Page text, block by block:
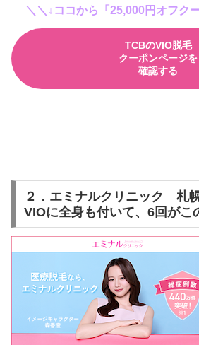
＼＼↓ココから「25,000円オフク
TCBのVIO脱毛
クーポンページを
確認する
２．エミナルクリニック 札
VIOに全身も付いて、6回がこ